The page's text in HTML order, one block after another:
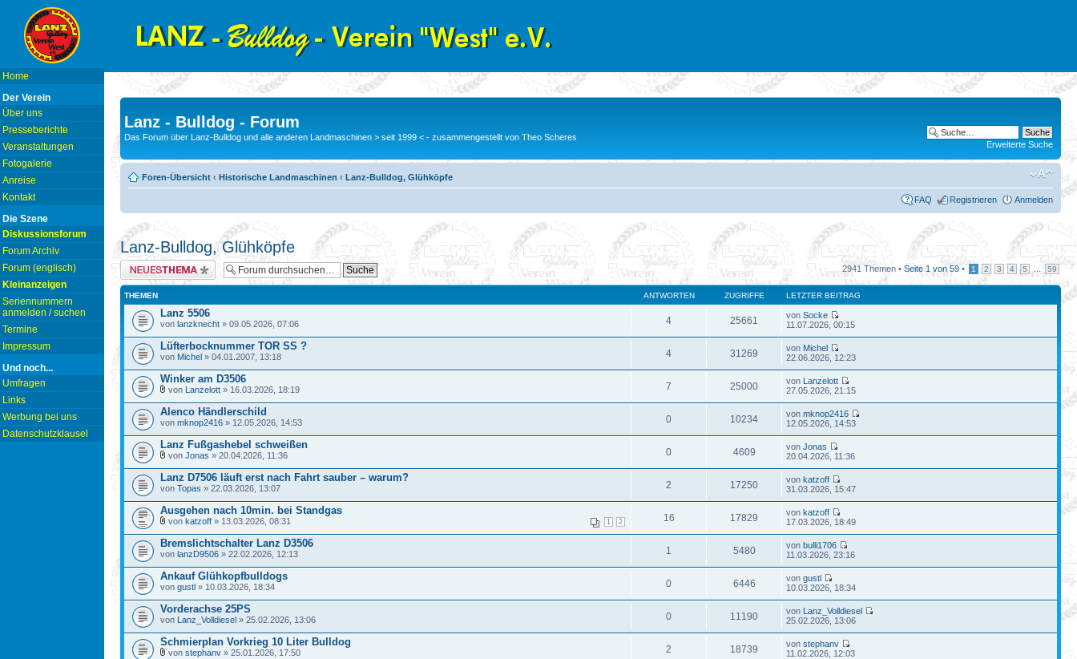
Home
Der Verein
Über uns
Presseberichte
Veranstaltungen
Fotogalerie
Anreise
Kontakt
Die Szene
Diskussionsforum
Forum Archiv
Forum (englisch)
Kleinanzeigen
Seriennummern
anmelden / suchen
Termine
Impressum
Und noch...
Umfragen
Links
Werbung bei uns
Datenschutzklausel
Lanz - Bulldog - Forum
Das Forum über Lanz-Bulldog und alle anderen Landmaschinen > seit 1999 < - zusammengestellt von Theo Scheres
Erweiterte Suche
Foren-Übersicht ‹ Historische Landmaschinen ‹ Lanz-Bulldog, Glühköpfe
FAQ Registrieren Anmelden
Lanz-Bulldog, Glühköpfe
Neues Thema erstellen 2941 Themen • Seite1 von 59 • 1 2 3 4 5 59
THEMEN ANTWORTEN ZUGRIFFE LETZTER BEITRAG
Lanz 5506
von lanzknecht » 09.05.2026, 07:06 4 25661 vonSocke
11.07.2026, 00:15
Lüfterbocknummer TOR SS ?
von Michel » 04.01.2007, 13:18 4 31269 von Michel
22.06.2026, 12:23
Winker am D3506
von Lanzelott » 16.03.2026, 18:19 7 25000 von Lanzelott
27.05.2026, 21:15
Alenco Händlerschild
von mknop2416 » 12.05.2026, 14:53 0 10234 vonmknop2416
12.05.2026, 14:53
Lanz Fußgashebel schweißen
von Jonas » 20.04.2026, 11:36 0 4609 vonJonas
20.04.2026, 11:36
Lanz D7506 läuft erst nach Fahrt sauber – warum?
von Topas » 22.03.2026, 13:07 2 17250 vonkatzoff
31.03.2026, 15:47
Ausgehen nach 10min. bei Standgas
1 2
von katzoff » 13.03.2026, 08:31 16 17829 vonkatzoff
17.03.2026, 18:49
Bremslichtschalter Lanz D3506
von lanzD9506 » 22.02.2026, 12:13 1 5480 vonbulli1706
11.03.2026, 23:16
Ankauf Glühkopfbulldogs
von gustl » 10.03.2026, 18:34 0 6446 vongustl
10.03.2026, 18:34
Vorderachse 25PS
von Lanz_Volldiesel » 25.02.2026, 13:06 0 11190 von Lanz_Volldiesel
25.02.2026, 13:06
Schmierplan Vorkrieg 10 Liter Bulldog
von stephanv » 25.01.2026, 17:50 2 18739 vonstephanv
11.02.2026, 12:03